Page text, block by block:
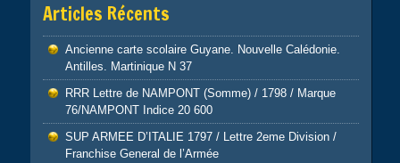
Articles Récents
Ancienne carte scolaire Guyane. Nouvelle Calédonie.
Antilles. Martinique N 37
RRR Lettre de NAMPONT (Somme) / 1798 / Marque
76/NAMPONT Indice 20 600
SUP ARMEE D’ITALIE 1797 / Lettre 2eme Division /
Franchise General de l’Armée